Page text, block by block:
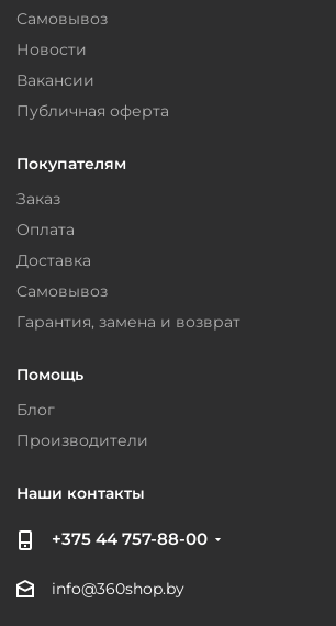
Самовывоз
Новости
Вакансии
Публичная оферта
Покупателям
Заказ
Оплата
Доставка
Самовывоз
Гарантия, замена и возврат
Помощь
Блог
Производители
Наши контакты
+375 44 757-88-00
info@360shop.by